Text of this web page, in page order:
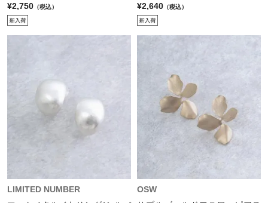
¥2,750 （税込）
¥2,640 （税込）
LIMITED NUMBER
OSW